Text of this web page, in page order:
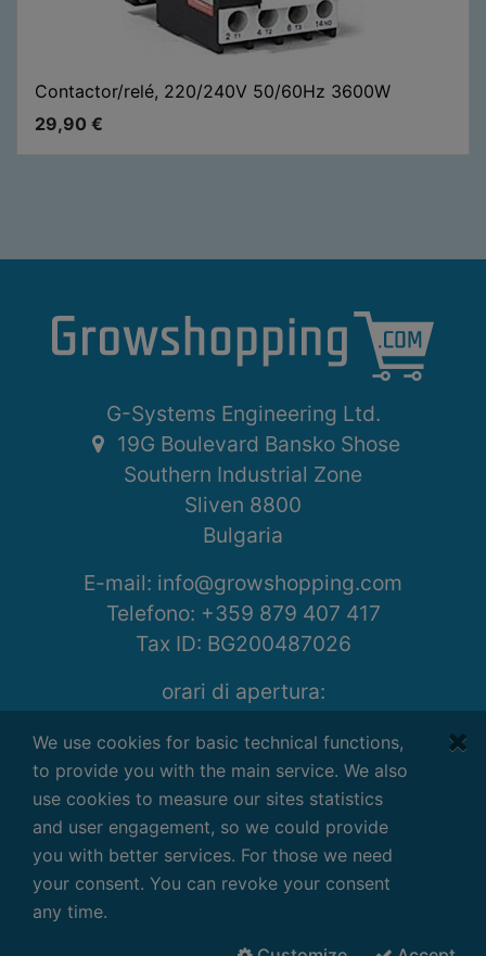
Contactor/relé, 220/240V 50/60Hz 3600W
29,90 €
G-Systems Engineering Ltd.
19G Boulevard Bansko Shose
Southern Industrial Zone
Sliven 8800
Bulgaria
E-mail: info@growshopping.com
Telefono: +359 879 407 417
Tax ID: BG200487026
orari di apertura:
7:30 - 16:30 GMT+2
Termini e Condizioni | Privacy
Disclaimer
Copyright ©
We use cookies for basic technical functions,
to provide you with the main service. We also
use cookies to measure our sites statistics
and user engagement, so we could provide
you with better services. For those we need
your consent. You can revoke your consent
any time.